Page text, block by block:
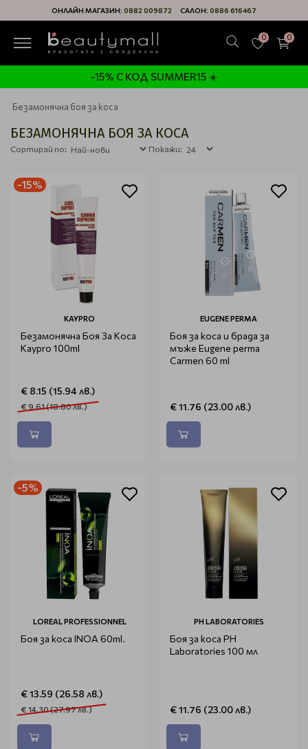
ОНЛАЙН МАГАЗИН: 0882 009872 САЛОН: 0886 616467
0 0
-15% С КОД SUMMER15 ☀️
Безамонячна боя за коса
БЕЗАМОНЯЧНА БОЯ ЗА КОСА
Сортирай по: Покажи:
-15%
KAYPRO
Безамонячна Боя За Коса
Kaypro 100ml
€ 8.15 (15.94 лв.)
€ 9.61 (18.80 лв.)
EUGENE PERMA
Боя за коса и брада за
мъже Eugene perma
Carmen 60 ml
€ 11.76 (23.00 лв.)
-5%
LOREAL PROFESSIONNEL
Боя за коса INOA 60ml.
€ 13.59 (26.58 лв.)
€ 14.30 (27.97 лв.)
PH LABORATORIES
Боя за коса PH
Laboratories 100 мл
€ 11.76 (23.00 лв.)